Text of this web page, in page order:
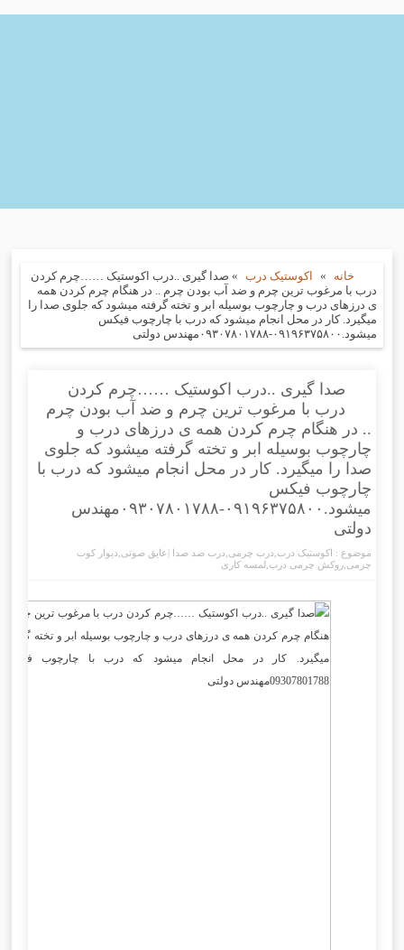
خانه » اکوستیک درب » صدا گیری ..درب اکوستیک ……چرم کردن
درب با مرغوب ترین چرم و ضد آب بودن چرم .. در هنگام چرم کردن همه
ی درزهای درب و چارچوب بوسیله ابر و تخته گرفته میشود که جلوی صدا را
میگیرد. کار در محل انجام میشود که درب با چارچوب فیکس
میشود.۰۹۱۹۶۳۷۵۸۰۰-۰۹۳۰۷۸۰۱۷۸۸مهندس دولتی
صدا گیری ..درب اکوستیک ……چرم کردن
درب با مرغوب ترین چرم و ضد آب بودن چرم
.. در هنگام چرم کردن همه ی درزهای درب و
چارچوب بوسیله ابر و تخته گرفته میشود که جلوی
صدا را میگیرد. کار در محل انجام میشود که درب با
چارچوب فیکس
میشود.۰۹۱۹۶۳۷۵۸۰۰-۰۹۳۰۷۸۰۱۷۸۸مهندس
دولتی
موضوع : اکوستیک درب درب چرمی درب ضد صدا |عایق صوتی دیوار کوب
چرمی ,روکش چرمی درب لمسه کاری